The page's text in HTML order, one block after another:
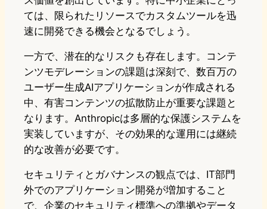
ては、限られたリソースでカスタムツールを迅
速に開発できる機会となるでしょう。
一方で、潜在的なリスクも存在します。コンテ
ンツモデレーションの課題は深刻で、数百万の
ユーザー生成AIアプリケーションが作成される
中、有害コンテンツの拡散防止が重要な課題と
なります。Anthropicは多層的な保護システムを
実装していますが、その効果的な運用には継続
的な改善が必要です。
セキュリティとガバナンスの観点では、IT部門
外でのアプリケーション開発が増加すること
で、企業のセキュリティ標準への準拠やデータ